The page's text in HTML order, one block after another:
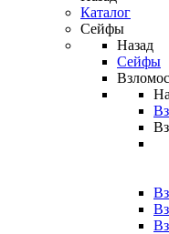
Каталог
Сейфы
Назад
Сейфы